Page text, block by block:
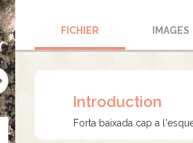
FICHIER IMAGES
Introduction
Forta baixada cap a